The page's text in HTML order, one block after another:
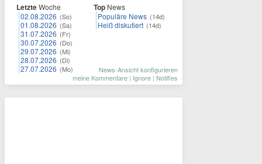
LetzteWoche
02.08.2026 (So)
01.08.2026 (Sa)
31.07.2026 (Fr)
30.07.2026 (Do)
29.07.2026 (Mi)
28.07.2026 (Di)
27.07.2026 (Mo)
Top News
Populäre News (14d)
Heiß diskutiert (14d)
News-Ansicht konfigurieren
meine Kommentare | Ignore | Notifies